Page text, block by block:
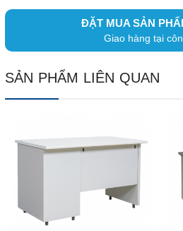
ĐẶT MUA SẢN
Giao hàng tại
SẢN PHẨM LIÊN QUAN